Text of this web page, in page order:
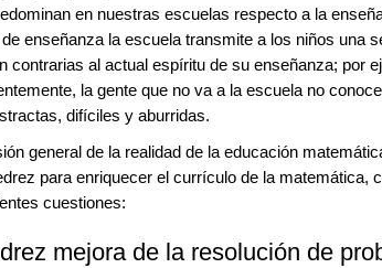
en nuestras escuelas respecto a la
enseñanza la escuela transmite a los niños una
contrarias al actual espíritu de su enseñanza; por
la gente que no va a la escuela no
difíciles y aburridas.
general de la realidad de la educación
para enriquecer el currículo de la matemática,
cuestiones:
mejora de la resolución de